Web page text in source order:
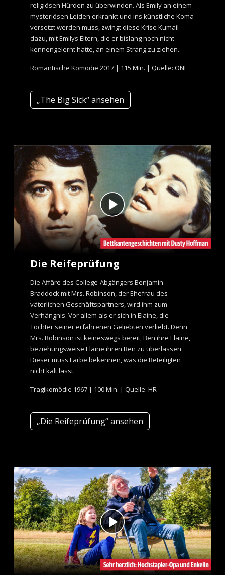
religiösen Hürden zu überwinden. Als Emily an einem
mysteriösen Leiden erkrankt und ins künstliche Koma
versetzt werden muss, zwingt diese Krise Kumail
dazu, mit Emilys Eltern, die er bislang noch nicht
kennengelernt hatte, an einem Strang zu ziehen.
Romantische Komödie 2017 | 115 Min. | Quelle: ONE
„The Big Sick“ ansehen
Die Reifeprüfung
Die Affäre des College-Abgängers Benjamin
Braddock mit Mrs. Robinson, der Ehefrau des
väterlichen Geschäftspartners, wird ihm zum
Verhängnis. Vor allem als er sich in Elaine, die
Tochter seiner erfahrenen Geliebten verliebt. Denn
Mrs. Robinson ist keineswegs bereit, Ben ihre Elaine,
beziehungsweise Elaine ihren Ben zu überlassen.
Dieser muss Farbe bekennen, was die Beteiligten
nicht kalt lässt.
Tragikomödie 1967 | 100 Min. | Quelle: HR
„Die Reifeprüfung“ ansehen